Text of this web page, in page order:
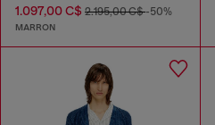
1.097,00 C$ 2.195,00 C$-50%
MARRON